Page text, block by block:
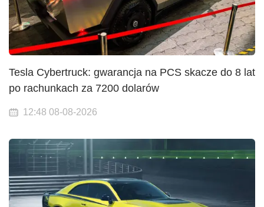
Tesla Cybertruck: gwarancja na PCS skacze do 8 lat
po rachunkach za 7200 dolarów
12:48 08-08-2026